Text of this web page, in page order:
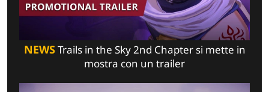
NEWSTrails in the Sky 2nd Chapter si mette in
mostra con un trailer